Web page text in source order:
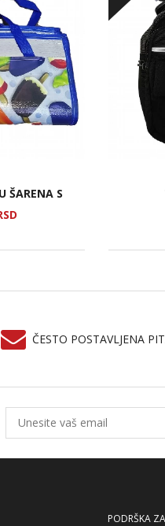
ŠARENA S
ČESTO POSTAVLJENA
PODRŠKA